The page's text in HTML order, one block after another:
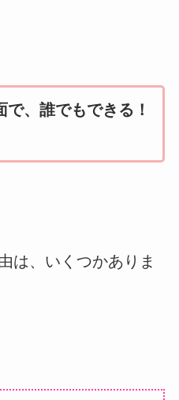
で、誰でもできる！
は、いくつかありま